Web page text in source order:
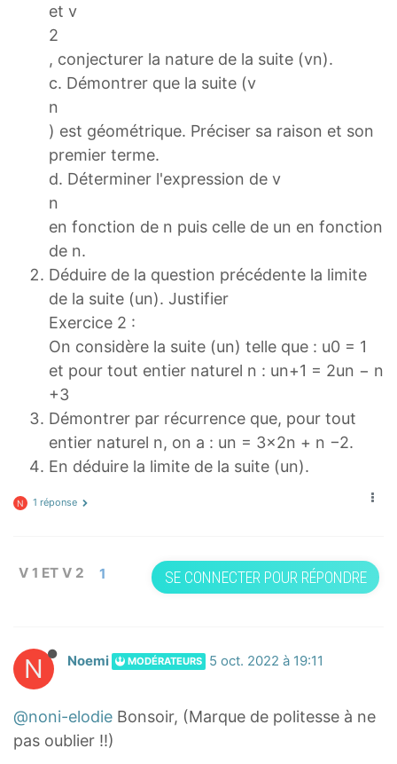
et v
2
, conjecturer la nature de la suite (vn).
c. Démontrer que la suite (v
n
) est géométrique. Préciser sa raison et son
premier terme.
d. Déterminer l'expression de v
n
en fonction de n puis celle de un en fonction
de n.
Déduire de la question précédente la limite
de la suite (un). Justifier
Exercice 2 :
On considère la suite (un) telle que : u0 = 1
et pour tout entier naturel n : un+1 = 2un − n
+3
Démontrer par récurrence que, pour tout
entier naturel n, on a : un = 3×2n + n −2.
En déduire la limite de la suite (un).
N 1 réponse
V 1 ET V 2 1 SE CONNECTER POUR RÉPONDRE
N Noemi MODÉRATEURS 5 oct. 2022 à 19:11
@noni-elodie Bonsoir, (Marque de politesse à ne
pas oublier !!)